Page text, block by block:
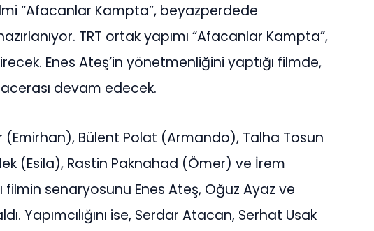
“Afacanlar Kampta”, beyazperdede
TRT ortak yapımı “Afacanlar Kampta”,
Enes Ateş’in yönetmenliğini yaptığı filmde,
devam edecek.
(Emirhan), Bülent Polat (Armando), Talha Tosun
(Esila), Rastin Paknahad (Ömer) ve İrem
filmin senaryosunu Enes Ateş, Oğuz Ayaz ve
Yapımcılığını ise, Serdar Atacan, Serhat Usak